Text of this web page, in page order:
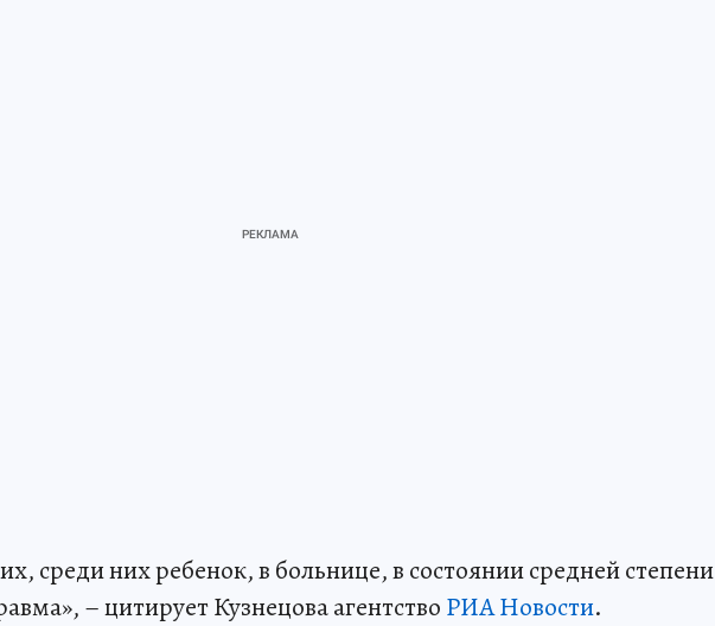
среди них ребенок, в больнице, в состоянии средней степени
– цитирует Кузнецова агентство РИА Новости.